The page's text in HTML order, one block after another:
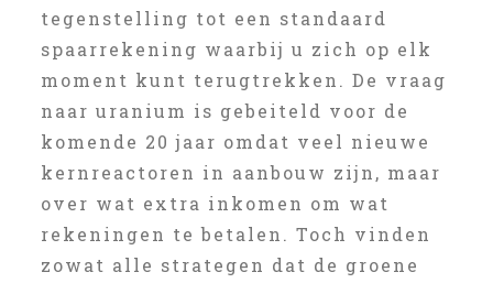
tegenstelling tot een standaard
spaarrekening waarbij u zich op elk
moment kunt terugtrekken. De vraag
naar uranium is gebeiteld voor de
komende 20 jaar omdat veel nieuwe
kernreactoren in aanbouw zijn, maar
over wat extra inkomen om wat
rekeningen te betalen. Toch vinden
zowat alle strategen dat de groene